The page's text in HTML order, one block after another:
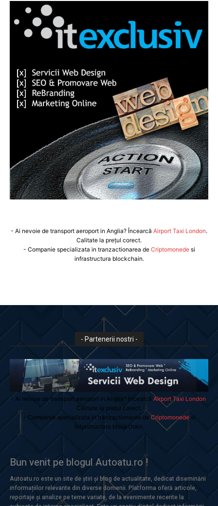
- Ai nevoie de transport aeroport in Anglia? Încearcă Airport Taxi London.
Calitate la prețul corect.
- Companie specializata in tranzactionarea de Criptomonedesi
infrastructura blockchain.
- Partenerii nostri -
- Ai nevoie de transport aeroport in Anglia? Încearcă Airport Taxi London
Calitate la prețul corect.
- Companie specializata in tranzactionarea deCriptomonedesi
infrastructura blockchain.
Bun venit pe blogul Autoatu.ro !
Autoatu.ro este un site de știri și blog de actualitate, dedicat diseminării
informațiilor relevante din diverse domenii. Platforma oferă articole,
reportaje și analize pe teme variate, de la evenimente recente la